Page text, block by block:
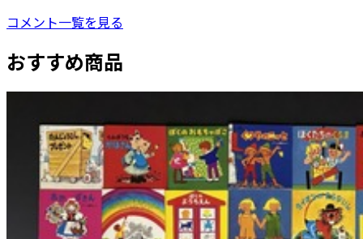
コメント一覧を見る
おすすめ商品